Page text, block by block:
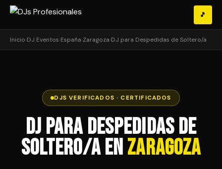
🎵
Inicio›DJ Eventos›España›Zaragoza›DJ para Despedidas de Soltero/a
DJS VERIFICADOS · CERTIFICADOS
DJ para Despedidas de
Soltero/a enZaragoza